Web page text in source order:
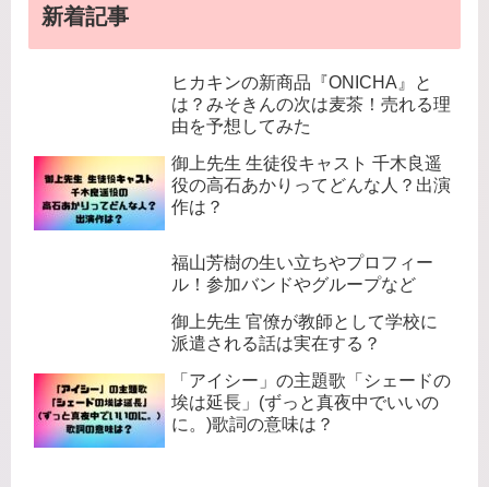
新着記事
ヒカキンの新商品『ONICHA』と
は？みそきんの次は麦茶！売れる理
由を予想してみた
御上先生 生徒役キャスト 千木良遥
役の高石あかりってどんな人？出演
作は？
福山芳樹の生い立ちやプロフィー
ル！参加バンドやグループなど
御上先生 官僚が教師として学校に
派遣される話は実在する？
「アイシー」の主題歌「シェードの
埃は延長」(ずっと真夜中でいいの
に。)歌詞の意味は？